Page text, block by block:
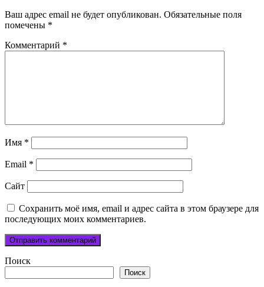
Ваш адрес email не будет опубликован. Обязательные поля
помечены *
Комментарий *
Имя *
Email *
Сайт
Сохранить моё имя, email и адрес сайта в этом браузере для
последующих моих комментариев.
Поиск
Поиск